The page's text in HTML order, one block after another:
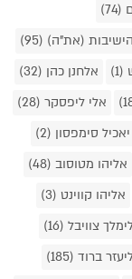
(את"ה) (95)
אלחנן כהן (32)
אלי ליפסקר (28)
סימפסון (2)
אליהו מטוסוב (48)
אליהו קווינט (3)
צוויבל (16)
ברוד (185)